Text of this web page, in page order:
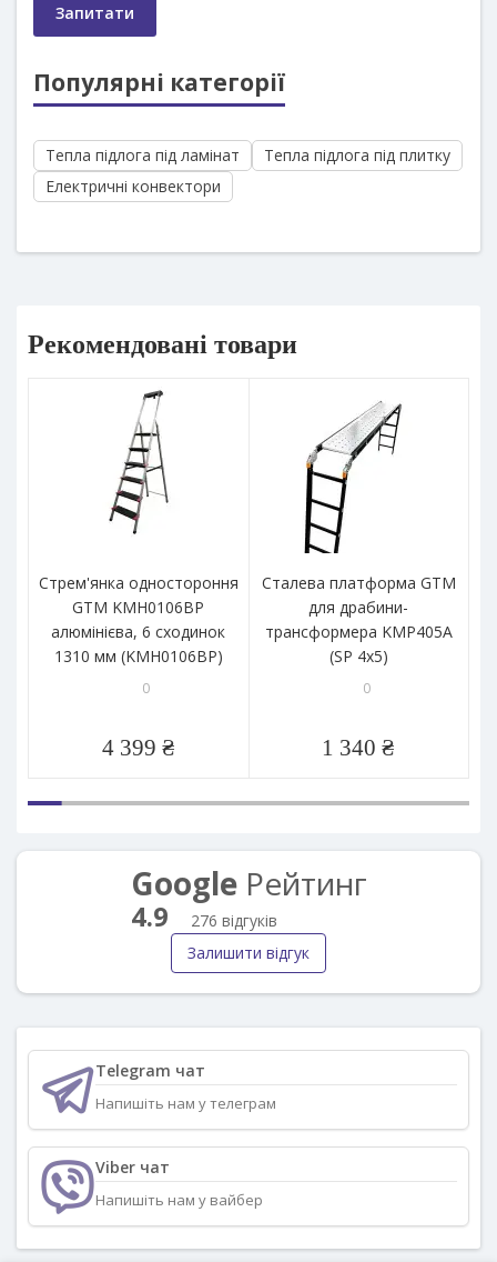
Запитати
Популярні категорії
Тепла підлога під ламінат
Тепла підлога під плитку
Електричні конвектори
Рекомендовані товари
Стрем'янка одностороння
GTM KMH0106BP
алюмінієва, 6 сходинок
1310 мм (KMH0106BP)
0
4 399 ₴
Сталева платформа GTM
для драбини-
трансформера KMP405A
(SP 4x5)
0
1 340 ₴
GoogleРейтинг
4.9
276 відгуків
Залишити відгук
Telegram чат
Напишіть нам у телеграм
Viber чат
Напишіть нам у вайбер